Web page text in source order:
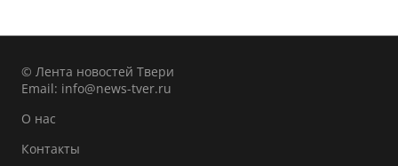
© Лента новостей Твери
Email: info@news-tver.ru
О нас
Контакты